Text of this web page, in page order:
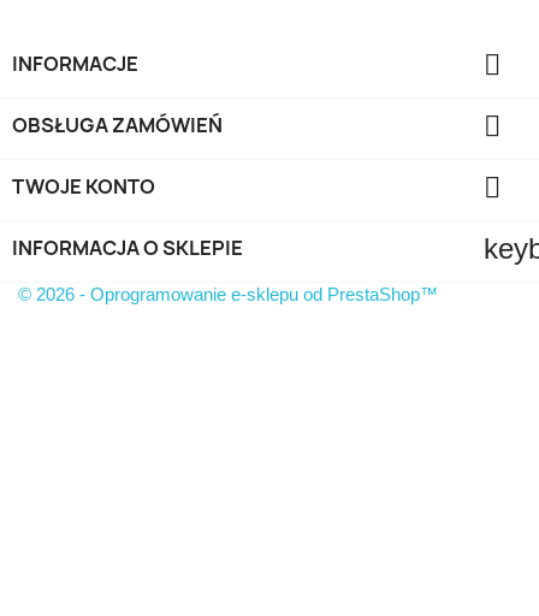
INFORMACJE 
OBSŁUGA ZAMÓWIEŃ 
TWOJE KONTO 
INFORMACJA O SKLEPIE
© 2026 - Oprogramowanie e-sklepu od PrestaShop™